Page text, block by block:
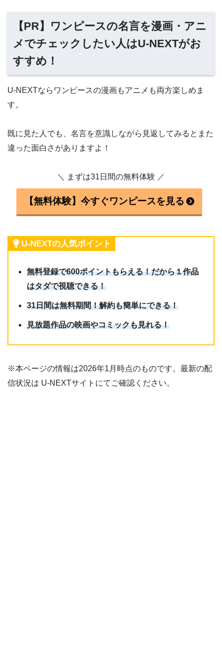
【PR】ワンピースの名言を漫画・アニ
メでチェックしたい人はU-NEXTがお
すすめ！
U-NEXTならワンピースの漫画もアニメも両方楽しめま
す。
既に見た人でも、名言を意識しながら見返してみるとまた
違った面白さがありますよ！
＼ まずは31日間の無料体験 ／
【無料体験】今すぐワンピースを見る
U-NEXTの人気ポイント
無料登録で600ポイントもらえる！だから１作品
はタダで視聴できる！
31日間は無料期間！解約も簡単にできる！
見放題作品の映画やコミックも見れる！
※本ページの情報は2026年1月時点のものです。最新の配
信状況は U-NEXTサイトにてご確認ください。